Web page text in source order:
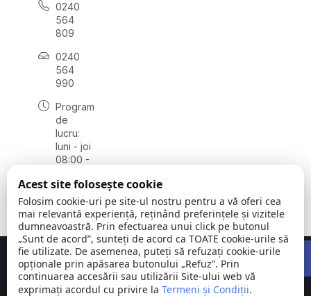
0240
564
809
0240
564
990
Program
de
lucru:
luni - joi
08:00 -
vineri
08:00 -
14:00
Comuna © Toate
Concept realizat deBig Media Relații Publice SRL
Acest site folosește cookie
Folosim cookie-uri pe site-ul nostru pentru a vă oferi cea
mai relevantă experiență, reținând preferințele și vizitele
dumneavoastră. Prin efectuarea unui click pe butonul
„Sunt de acord”, sunteți de acord ca TOATE cookie-urile să
fie utilizate. De asemenea, puteți să refuzați cookie-urile
opționale prin apăsarea butonului „Refuz”. Prin
continuarea accesării sau utilizării Site-ului web vă
exprimați acordul cu privire la Termeni și Condiții.